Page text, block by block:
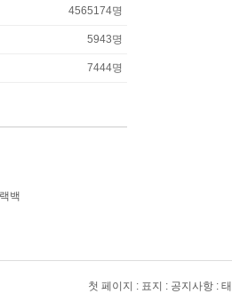
4565174명
5943명
7444명
백
첫 페이지 표지 공지사항